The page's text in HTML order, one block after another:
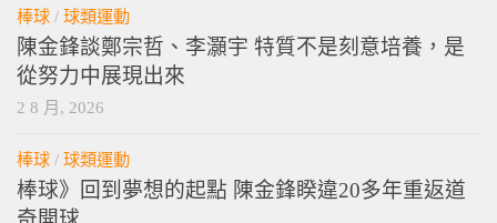
棒球 / 球類運動
陳金鋒談鄭宗哲、李灝宇 特質不是刻意培養，是
從努力中展現出來
2 8 月, 2026
棒球 / 球類運動
棒球》回到夢想的起點 陳金鋒睽違20多年重返道